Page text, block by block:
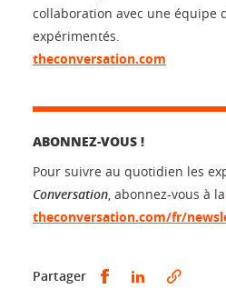
collaboration avec une équipe
expérimentés.
theconversation.com
ABONNEZ-VOUS !
Pour suivre au quotidien les
Conversation , abonnez-vous à
theconversation.com/fr/
Partager Partager sur
Partager